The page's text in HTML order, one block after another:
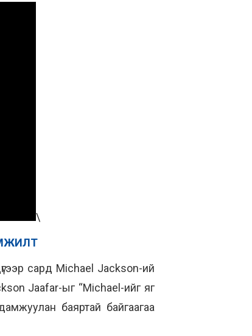
\
сард Michael Jackson-ий
Jaafar-ыг “Michael-ийг яг
баяртай байгаагаа